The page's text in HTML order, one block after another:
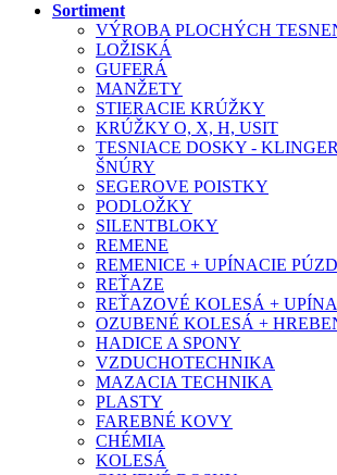
Sortiment
VÝROBA PLOCHÝCH
LOŽISKÁ
GUFERÁ
MANŽETY
STIERACIE KRÚŽKY
KRÚŽKY O, X, H, USIT
TESNIACE DOSKY -
ŠNÚRY
SEGEROVE POISTKY
PODLOŽKY
SILENTBLOKY
REMENE
REMENICE + UPÍNACIE
REŤAZE
REŤAZOVÉ KOLESÁ +
OZUBENÉ KOLESÁ +
HADICE A SPONY
VZDUCHOTECHNIKA
MAZACIA TECHNIKA
PLASTY
FAREBNÉ KOVY
CHÉMIA
KOLESÁ